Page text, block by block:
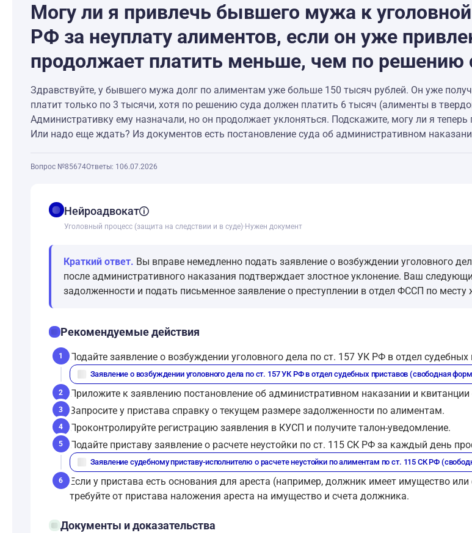
Могу ли я привлечь бывшего мужа к
РФ за неуплату алиментов, если он уже
продолжает платить меньше, чем по решению
Здравствуйте, у бывшего мужа долг по алиментам уже больше 150 тысяч рублей. Он уже
платит только по 3 тысячи, хотя по решению суда должен платить 6 тысяч (алименты в
Административку ему назначали, но он продолжает уклоняться. Подскажите, могу ли я
Или надо еще ждать? Из документов есть постановление суда об административном
Вопрос №85674Ответы: 1 06.07.2026
balanceНейроадвокат
Уголовный процесс (защита на следствии и в суде)· Нужен документ
Краткий ответ. Вы вправе немедленно подать заявление о возбуждении уголовного
после административного наказания подтверждает злостное уклонение. Ваш
задолженности и подать письменное заявление о преступлении в отдел ФССП по
checklistРекомендуемые действия
1
Подайте заявление о возбуждении уголовного дела по ст. 157 УК РФ в отдел
description
Заявление о возбуждении уголовного дела по ст. 157 УК РФ в отдел судебных приставов (свободная
2 Приложите к заявлению постановление об административном наказании и квитанции
3 Запросите у пристава справку о текущем размере задолженности по алиментам.
4 Проконтролируйте регистрацию заявления в КУСП и получите талон-уведомление.
5
Подайте приставу заявление о расчете неустойки по ст. 115 СК РФ за каждый день
description
Заявление судебному приставу-исполнителю о расчете неустойки по алиментам по ст. 115 СК РФ
6
Если у пристава есть основания для ареста (например, должник имеет имущество
требуйте от пристава наложения ареста на имущество и счета должника.
folder_openДокументы и доказательства